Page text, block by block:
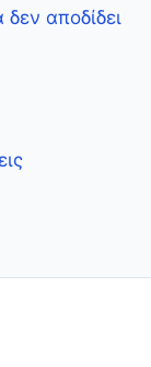
αποδίδει